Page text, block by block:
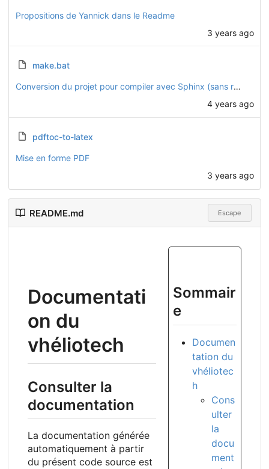
Propositions de Yannick dans le Readme
3 years ago
make.bat
Conversion du projet pour compiler avec Sphinx (sans readthedocs)
4 years ago
pdftoc-to-latex
Mise en forme PDF
3 years ago
README.md Escape
Sommair
e
Documen
tation du
vhéliotec
h
Cons
ulter
la
docu
ment
Documentati
on du
vhéliotech
Consulter la
documentation
La documentation générée
automatiquement à partir
du présent code source est